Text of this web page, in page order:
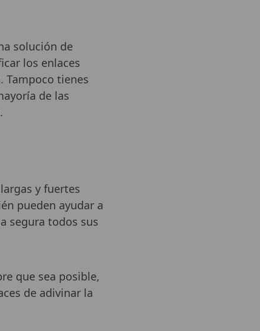
solución de
los enlaces
Tampoco tienes
de las
y fuertes
pueden ayudar a
segura todos sus
que sea posible,
de adivinar la